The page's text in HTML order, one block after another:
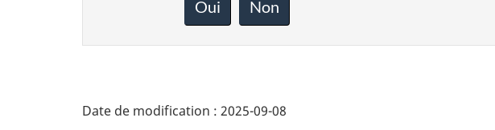
Oui Non
Date de modification : 2025-09-08